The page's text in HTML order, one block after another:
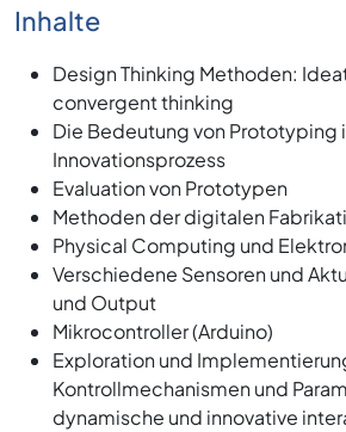
Inhalte
Design Thinking Methoden:
convergent thinking
Die Bedeutung von Prototyping
Innovationsprozess
Evaluation von Prototypen
Methoden der digitalen
Physical Computing und
Verschiedene Sensoren und
und Output
Mikrocontroller (Arduino)
Exploration und
Kontrollmechanismen und
dynamische und innovative